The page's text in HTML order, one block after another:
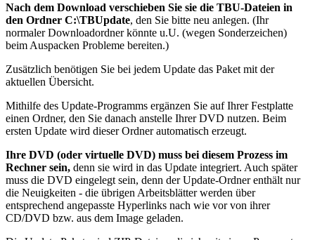
Nach dem Download verschieben Sie sie die TBU-Dateien in
den Ordner C:\TBUpdate, den Sie bitte neu anlegen. (Ihr
normaler Downloadordner könnte u.U. (wegen Sonderzeichen)
beim Auspacken Probleme bereiten.)
Zusätzlich benötigen Sie bei jedem Update das Paket mit der
aktuellen Übersicht.
Mithilfe des Update-Programms ergänzen Sie auf Ihrer Festplatte
einen Ordner, den Sie danach anstelle Ihrer DVD nutzen. Beim
ersten Update wird dieser Ordner automatisch erzeugt.
Ihre DVD (oder virtuelle DVD) muss bei diesem Prozess im
Rechner sein, denn sie wird in das Update integriert. Auch später
muss die DVD eingelegt sein, denn der Update-Ordner enthält nur
die Neuigkeiten - die übrigen Arbeitsblätter werden über
entsprechend angepasste Hyperlinks nach wie vor von ihrer
CD/DVD bzw. aus dem Image geladen.